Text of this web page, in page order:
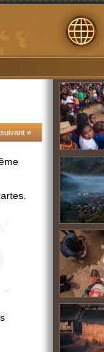
suivant »